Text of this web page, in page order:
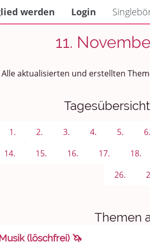
werden Login
11.
Alle aktualisierten und erstellten
1. 2. 3. 4. 5. 6.
14.
15. 16. 17. 18.
26.
Themen
(löschfrei) 🦄